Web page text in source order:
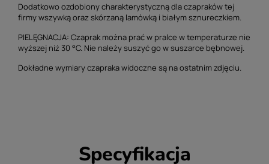
Dodatkowo ozdobiony charakterystyczną dla czapraków tej
firmy wszywką oraz skórzaną lamówką i białym sznureczkiem.
PIELĘGNACJA: Czaprak można prać w pralce w temperaturze nie
wyższej niż 30 °C. Nie należy suszyć go w suszarce bębnowej.
Dokładne wymiary czapraka widoczne są na ostatnim zdjęciu.
Specyfikacja